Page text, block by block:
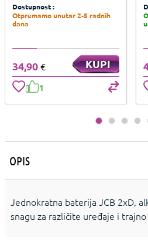
Dostupnost :
Otpremamo unutar 2-5 radnih
dana
34,90€ KUPI
1
OPIS
Jednokratna baterija JCB 2xD,
snagu za različite uređaje i